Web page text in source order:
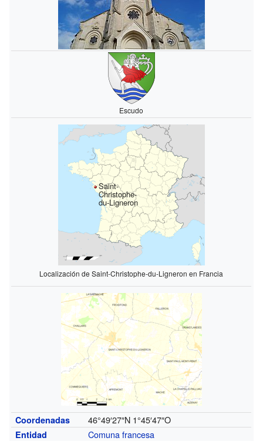
Escudo
Saint-
Christophe-
du-Ligneron
Localización de Saint-Christophe-du-Ligneron en Francia
Coordenadas 46°49′27″N 1°45′47″O
Entidad
Comuna francesa